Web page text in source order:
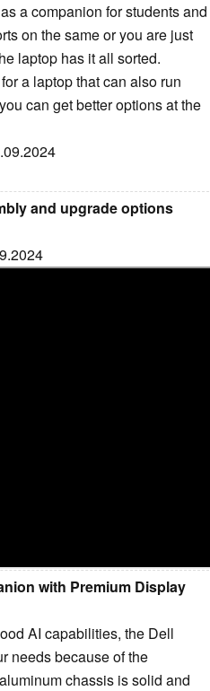
a companion for students and
on the same or you are just
laptop has it all sorted.
a laptop that can also run
can get better options at the
and upgrade options
with Premium Display
AI capabilities, the Dell
needs because of the
chassis is solid and